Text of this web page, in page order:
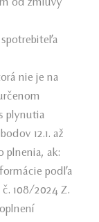
od zmluvy
nie je na
plynutia
12.1. až
plnenia, ak:
podľa
108/2024 Z.